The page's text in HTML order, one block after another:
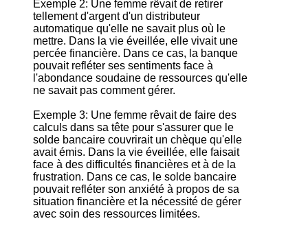
Exemple 2: Une femme rêvait de retirer
tellement d'argent d'un distributeur
automatique qu'elle ne savait plus où le
mettre. Dans la vie éveillée, elle vivait une
percée financière. Dans ce cas, la banque
pouvait refléter ses sentiments face à
l'abondance soudaine de ressources qu'elle
ne savait pas comment gérer.
Exemple 3: Une femme rêvait de faire des
calculs dans sa tête pour s'assurer que le
solde bancaire couvrirait un chèque qu'elle
avait émis. Dans la vie éveillée, elle faisait
face à des difficultés financières et à de la
frustration. Dans ce cas, le solde bancaire
pouvait refléter son anxiété à propos de sa
situation financière et la nécessité de gérer
avec soin des ressources limitées.